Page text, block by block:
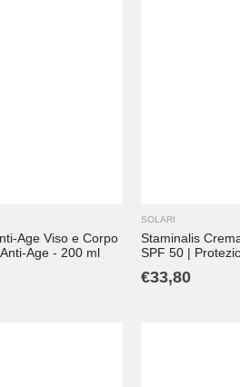
Age Viso e Corpo
Age - 200 ml
SOLARI
Staminalis
SPF 50 |
€33,80